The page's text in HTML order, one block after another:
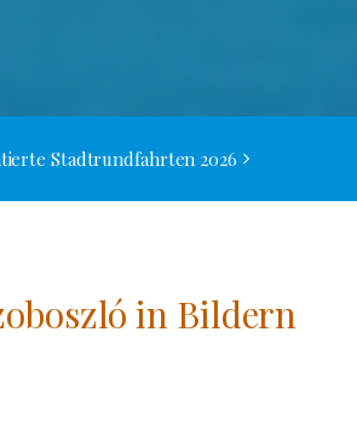
Stadtrundfahrten 2026
in Bildern